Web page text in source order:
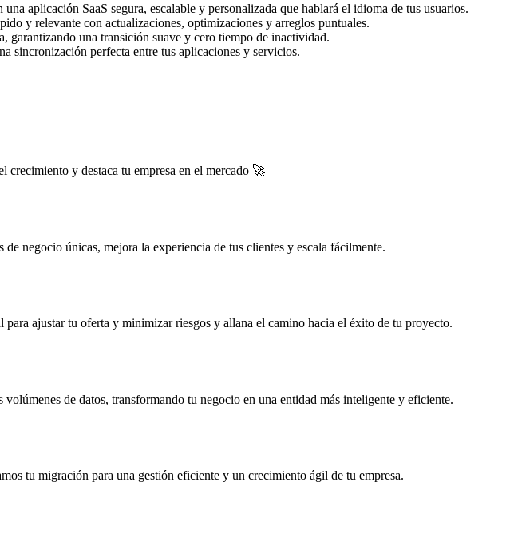
aplicación SaaS segura, escalable y personalizada que hablará el idioma de tus usuarios.
y relevante con actualizaciones, optimizaciones y arreglos puntuales.
garantizando una transición suave y cero tiempo de inactividad.
sincronización perfecta entre tus aplicaciones y servicios.
crecimiento y destaca tu empresa en el mercado 🚀
negocio únicas, mejora la experiencia de tus clientes y escala fácilmente.
ajustar tu oferta y minimizar riesgos y allana el camino hacia el éxito de tu proyecto.
de datos, transformando tu negocio en una entidad más inteligente y eficiente.
tu migración para una gestión eficiente y un crecimiento ágil de tu empresa.